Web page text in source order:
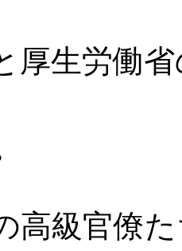
厚生労働
高級官僚